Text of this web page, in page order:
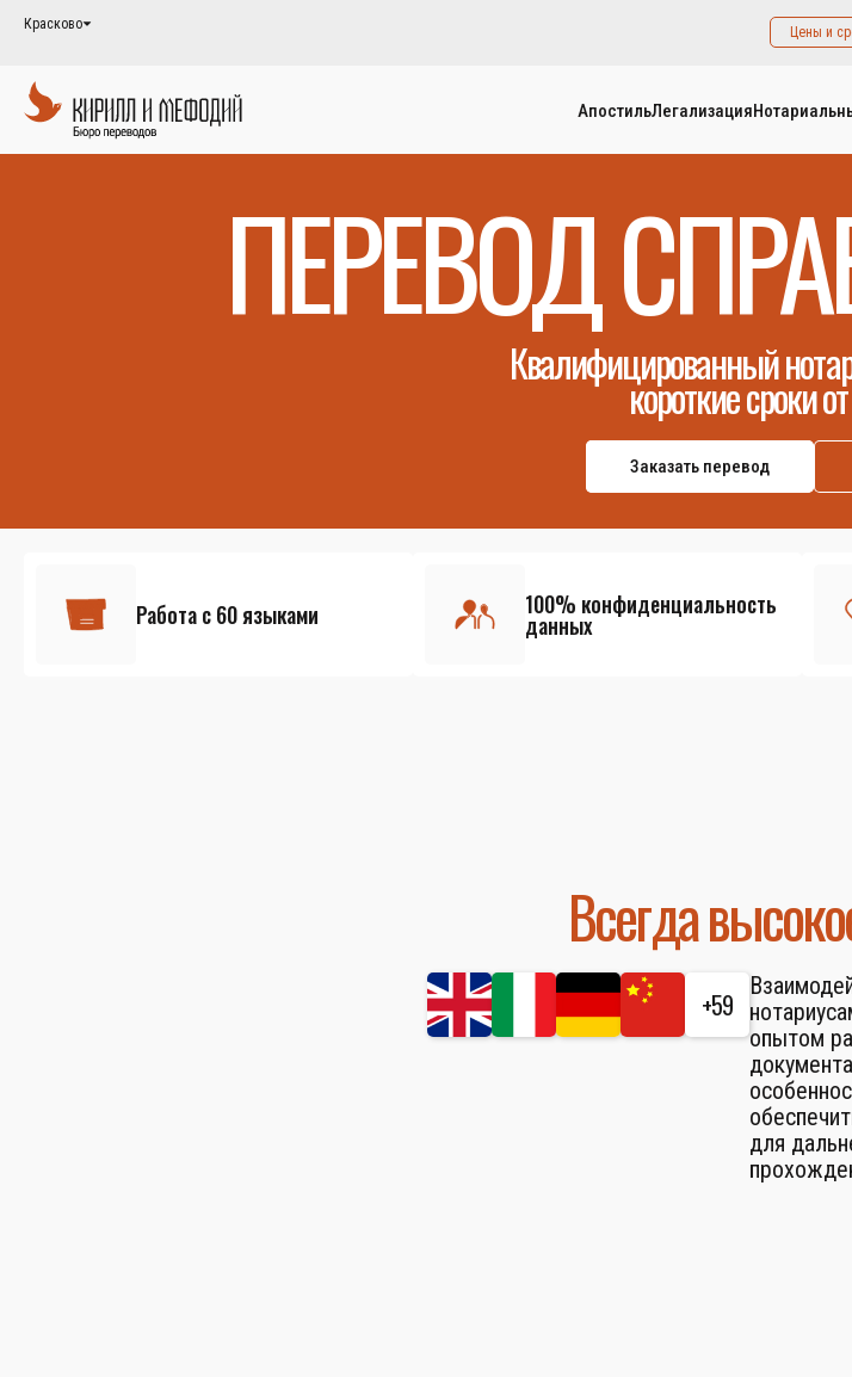
Красково Цены и
АпостильЛегализация
ПЕРЕВОД
Квалифицированный
короткие сроки
Заказать перевод
Работа с 60 языками 100% конфиденциальность
данных
Всегда
+59
опытом
для